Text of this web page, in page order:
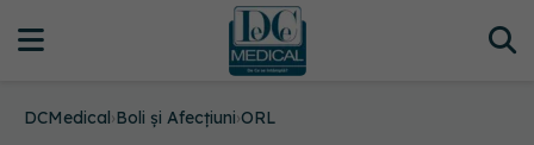
DCMedical›Boli și Afecțiuni›ORL